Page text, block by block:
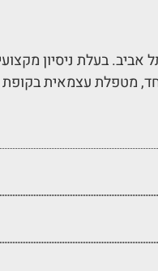
מטפלת עצמאית בקופת